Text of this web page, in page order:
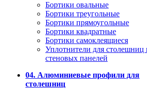
Бортики овальные
Бортики треугольные
Бортики прямоугольные
Бортики квадратные
Бортики самоклеящиеся
Уплотнители для столешниц
стеновых панелей
04. Алюминиевые профили для
столешниц